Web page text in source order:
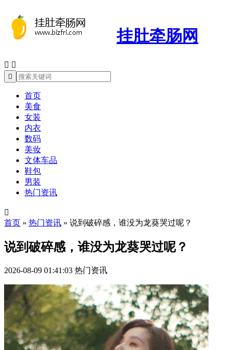
挂肚牵肠网
 

首页
美食
女装
内衣
数码
美妆
文体车品
鞋包
男装
热门资讯

首页 » 热门资讯 » 说到破碎感，谁没为龙葵哭过呢？
说到破碎感，谁没为龙葵哭过呢？
2026-08-09 01:41:03 热门资讯